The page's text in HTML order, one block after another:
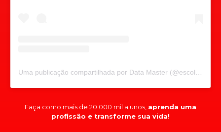
Faça como mais de 20.000 mil alunos, aprenda uma
profissão e transforme sua vida!